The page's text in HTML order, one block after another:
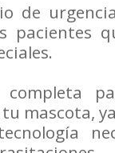
de
pacientes
completa
mascota,